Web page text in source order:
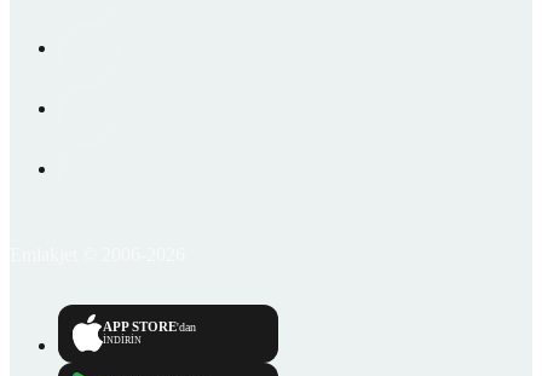
APP STORE'dan
İNDİRİN